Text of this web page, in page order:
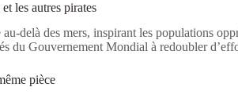
les autres pirates
delà des mers, inspirant les populations
du Gouvernement Mondial à redoubler
pièce